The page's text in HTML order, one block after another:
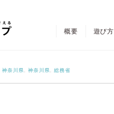
概要 遊び方
神奈川県 神奈川県 総務省